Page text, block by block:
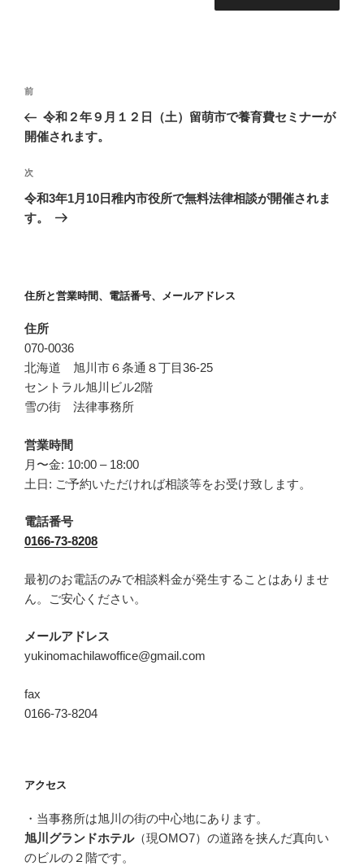
投
ナ
ゲ
ー
シ
前
の
投
前
令和２年９月１２日（土）留萌市で養育費セミナーが
開催されます。
次
の
投
次
令和3年1月10日稚内市役所で無料法律相談が開催されま
す。
住所と営業時間、電話番号、メールアドレス
住所
070-0036
北海道 旭川市６条通８丁目36-25
セントラル旭川ビル2階
雪の街 法律事務所
営業時間
月〜金: 10:00 – 18:00
土日: ご予約いただければ相談等をお受け致します。
電話番号
0166-73-8208
最初のお電話のみで相談料金が発生することはありませ
ん。ご安心ください。
メールアドレス
yukinomachilawoffice@gmail.com
fax
0166-73-8204
アクセス
・当事務所は旭川の街の中心地にあります。
旭川グランドホテル（現OMO7）の道路を挟んだ真向い
のビルの２階です。